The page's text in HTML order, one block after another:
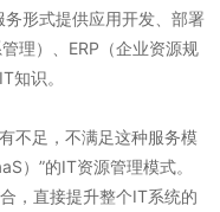
形式提供应用开发、部署
理）、ERP（企业资源规
知识。
不足，不满足这种服务模
）”的IT资源管理模式。
，直接提升整个IT系统的